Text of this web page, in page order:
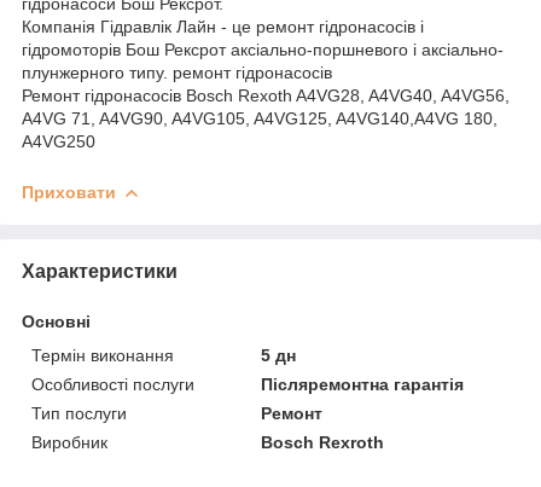
Компанія Гідравлік Лайн - це ремонт гідронасосів і
гідромоторів Бош Рексрот аксіально-поршневого і аксіально-
плунжерного типу. ремонт гідронасосів
Ремонт гідронасосів Bosch Rexoth A4VG28, A4VG40, A4VG56,
A4VG 71, A4VG90, A4VG105, A4VG125, A4VG140,A4VG 180,
A4VG250
Приховати
Характеристики
Основні
Термін виконання
5 дн
Особливості послуги
Післяремонтна гарантія
Тип послуги
Ремонт
Виробник
Bosch Rexroth